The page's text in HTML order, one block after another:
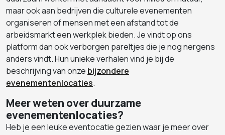
maar ook aan bedrijven die culturele evenementen
organiseren of mensen met een afstand tot de
arbeidsmarkt een werkplek bieden. Je vindt op ons
platform dan ook verborgen pareltjes die je nog nergens
anders vindt. Hun unieke verhalen vind je bij de
beschrijving van onze bijzondere
evenementenlocaties.
Meer weten over duurzame
evenementenlocaties?
Heb je een leuke eventocatie gezien waar je meer over